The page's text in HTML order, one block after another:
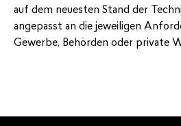
auf dem neuesten Stand der
angepasst an die jeweiligen
Gewerbe, Behörden oder private